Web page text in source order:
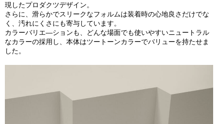
現したプロダクツデザイン。
さらに、滑らかでスリークなフォルムは装着時の心地良さだけでな
く、汚れにくさにも寄与しています。
カラーバリエ―ションも、どんな場面でも使いやすいニュートラル
なカラーの採用し、本体はツートーンカラーでバリューを持たせま
した。